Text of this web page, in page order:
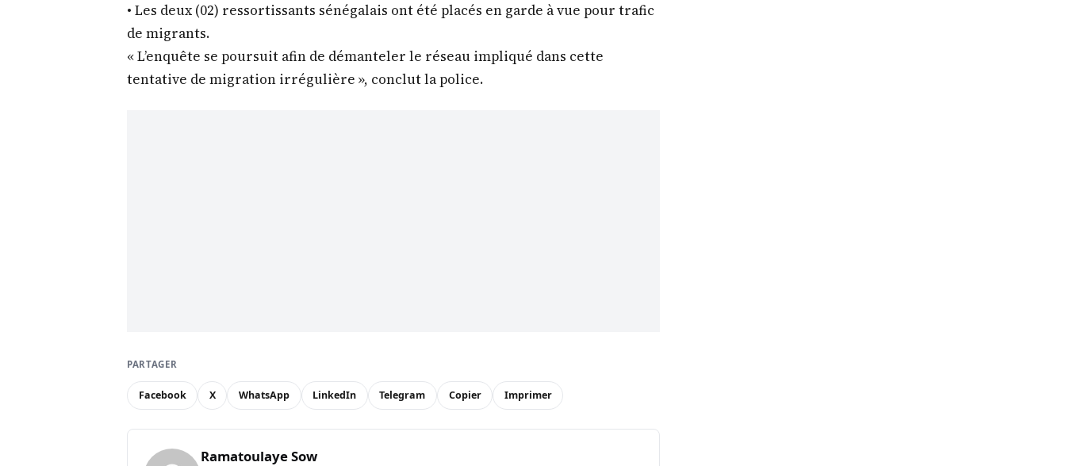
• Les deux (02) ressortissants sénégalais ont été placés en garde à vue pour trafic
de migrants.
« L’enquête se poursuit afin de démanteler le réseau impliqué dans cette
tentative de migration irrégulière », conclut la police.
PARTAGER
Facebook X WhatsApp LinkedIn Telegram Copier Imprimer
Ramatoulaye Sow